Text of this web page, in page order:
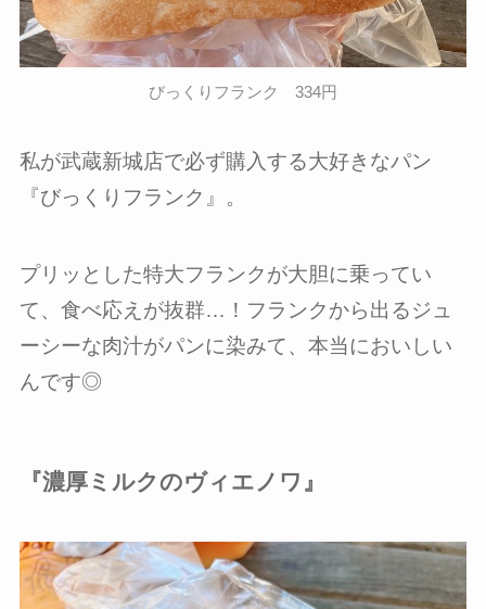
びっくりフランク 334円
私が武蔵新城店で必ず購入する大好きなパン
『びっくりフランク』。
プリッとした特大フランクが大胆に乗ってい
て、食べ応えが抜群…！フランクから出るジュ
ーシーな肉汁がパンに染みて、本当においしい
んです◎
『濃厚ミルクのヴィエノワ』